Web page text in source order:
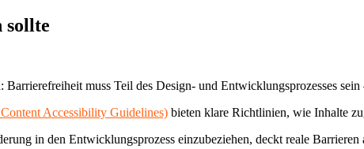
sollte
: Barrierefreiheit muss Teil des Design- und Entwicklungsprozesses
Accessibility Guidelines) bieten klare Richtlinien, wie Inhalte
in den Entwicklungsprozess einzubeziehen, deckt reale